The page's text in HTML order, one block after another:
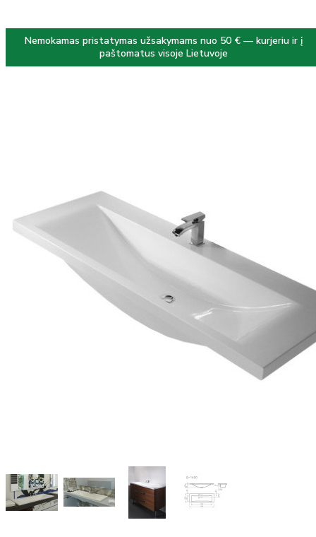
Nemokamas pristatymas užsakymams nuo 50 € — kurjeriu ir į
paštomatus visoje Lietuvoje